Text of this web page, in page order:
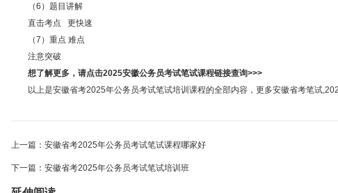
（6）题目讲解
直击考点 更快速
（7）重点 难点
注意突破
想了解更多，请点击2025安徽公务员考试笔试课程链接查询>>>
以上是安徽省考2025年公务员考试笔试培训课程的全部内容，更多安徽省考笔试
上一篇：安徽省考2025年公务员考试笔试课程哪家好
下一篇：安徽省考2025年公务员考试笔试培训班